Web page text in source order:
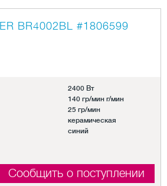
BR4002BL #1806599
2400 Вт
140 гр/мин г/мин
25 гр/мин
керамическая
синий
Сообщить о поступлении